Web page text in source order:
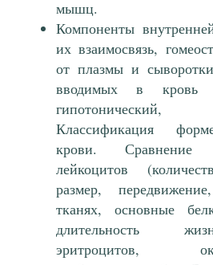
мышц.
Компоненты
их взаимосвязь,
от плазмы и
вводимых в кровь
гипотонический,
Классификация
крови. Сравнение
лейкоцитов
размер,
тканях, основные
длительность
эритроцитов,